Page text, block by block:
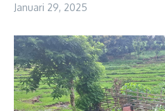
Januari 29, 2025